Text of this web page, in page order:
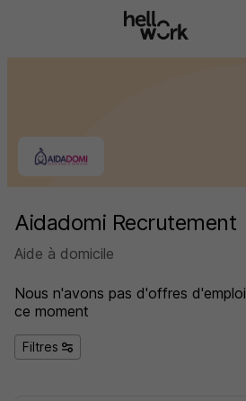
Aidadomi Recrutement
Aide à domicile
Nous n'avons pas d'offres d'emploi
ce moment
Filtres